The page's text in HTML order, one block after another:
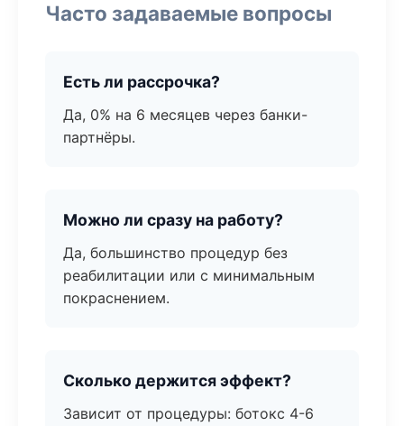
Часто задаваемые вопросы
Есть ли рассрочка?
Да, 0% на 6 месяцев через банки-
партнёры.
Можно ли сразу на работу?
Да, большинство процедур без
реабилитации или с минимальным
покраснением.
Сколько держится эффект?
Зависит от процедуры: ботокс 4-6